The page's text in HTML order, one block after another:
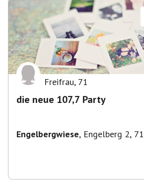
Freifrau, 71
die neue 107,7 Party
Engelbergwiese, Engelberg 2,